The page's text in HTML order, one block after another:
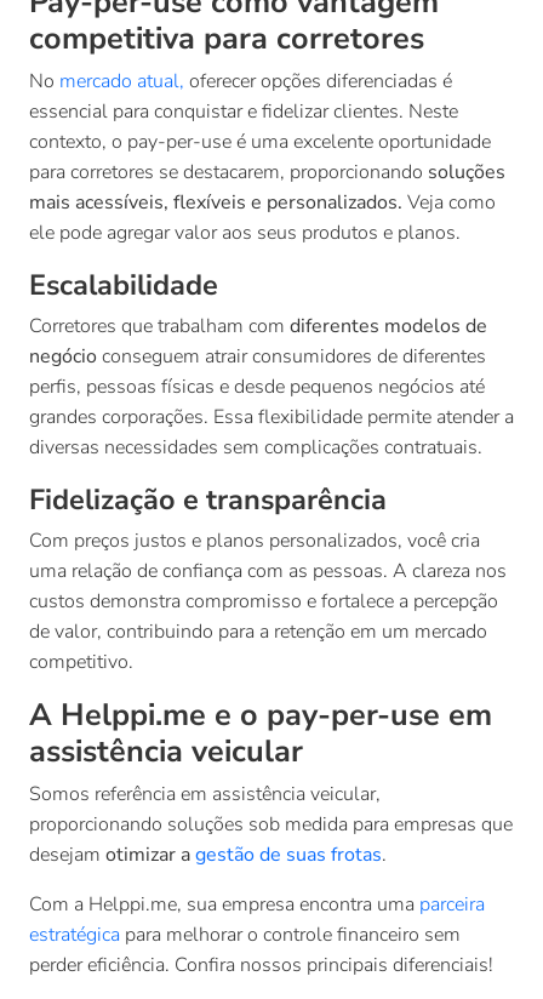
competitiva para corretores
No mercado atual, oferecer opções diferenciadas é
essencial para conquistar e fidelizar clientes. Neste
contexto, o pay-per-use é uma excelente oportunidade
para corretores se destacarem, proporcionando soluções
mais acessíveis, flexíveis e personalizados. Veja como
ele pode agregar valor aos seus produtos e planos.
Escalabilidade
Corretores que trabalham com diferentes modelos de
negócio conseguem atrair consumidores de diferentes
perfis, pessoas físicas e desde pequenos negócios até
grandes corporações. Essa flexibilidade permite atender a
diversas necessidades sem complicações contratuais.
Fidelização e transparência
Com preços justos e planos personalizados, você cria
uma relação de confiança com as pessoas. A clareza nos
custos demonstra compromisso e fortalece a percepção
de valor, contribuindo para a retenção em um mercado
competitivo.
A Helppi.me e o pay-per-use em
assistência veicular
Somos referência em assistência veicular,
proporcionando soluções sob medida para empresas que
desejam otimizar agestão de suas frotas.
Com a Helppi.me, sua empresa encontra uma parceira
estratégica para melhorar o controle financeiro sem
perder eficiência. Confira nossos principais diferenciais!